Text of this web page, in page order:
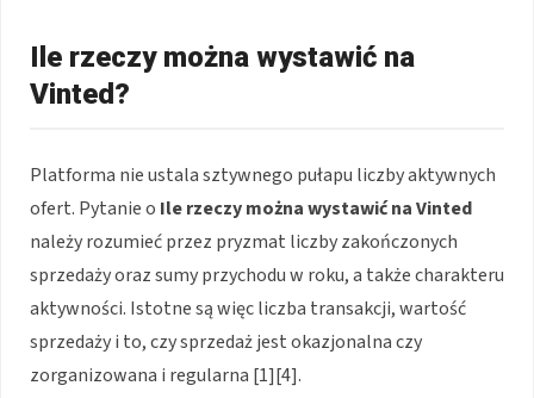
Ile rzeczy można wystawić na
Vinted?
Platforma nie ustala sztywnego pułapu liczby aktywnych
ofert. Pytanie o Ile rzeczy można wystawić na Vinted
należy rozumieć przez pryzmat liczby zakończonych
sprzedaży oraz sumy przychodu w roku, a także charakteru
aktywności. Istotne są więc liczba transakcji, wartość
sprzedaży i to, czy sprzedaż jest okazjonalna czy
zorganizowana i regularna [1][4].